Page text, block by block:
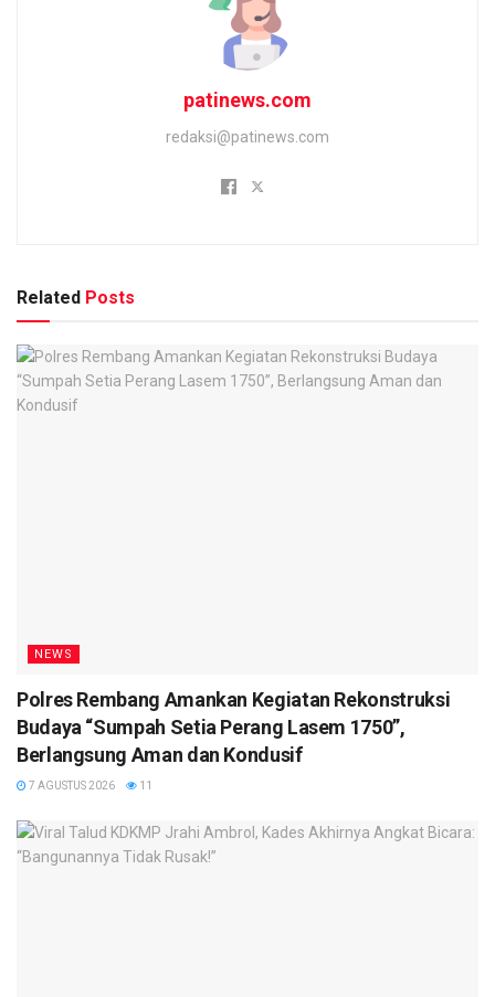
patinews.com
redaksi@patinews.com
Related Posts
NEWS
Polres Rembang Amankan Kegiatan Rekonstruksi
Budaya “Sumpah Setia Perang Lasem 1750”,
Berlangsung Aman dan Kondusif
7 AGUSTUS 2026 11